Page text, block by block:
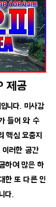
제공
니다. 미사강
들어 와 수
핵심 요충지
이러한 공간
하여 많은 하
한 또 다른 인
다.